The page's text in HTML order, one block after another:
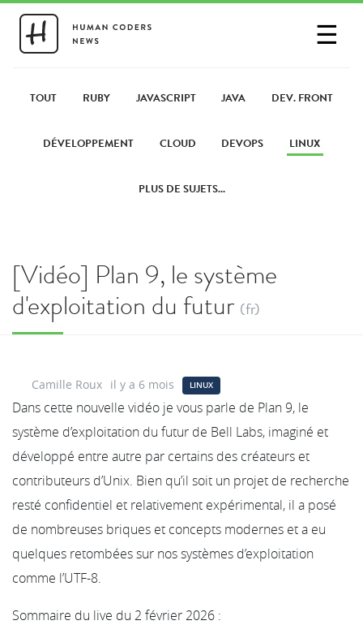
☰
PARTAGER UN LIEN
TOUT RUBY JAVASCRIPT JAVA DEV. FRONT
DÉVELOPPEMENT CLOUD DEVOPS LINUX
PLUS DE SUJETS...
[Vidéo] Plan 9, le système
d'exploitation du futur (fr)
Camille Roux il y a 6 mois LINUX
Dans cette nouvelle vidéo je vous parle de Plan 9, le
système d’exploitation du futur de Bell Labs, imaginé et
développé entre autre par certains des créateurs et
contributeurs d’Unix. Bien qu’il soit un projet de recherche
resté confidentiel et relativement expérimental, il a posé
de nombreuses briques et concepts modernes et a eu
quelques retombées sur nos systèmes d’exploitation
comme l’UTF-8.
Sommaire du live du 2 février 2026 :